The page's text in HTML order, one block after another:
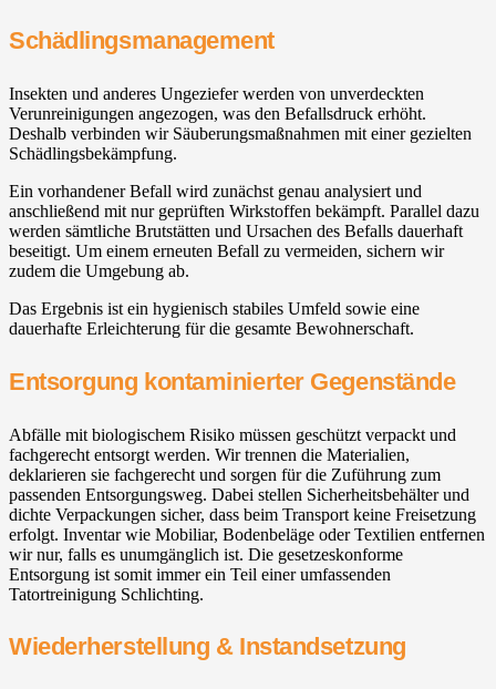
Schädlingsmanagement
Insekten und anderes Ungeziefer werden von unverdeckten
Verunreinigungen angezogen, was den Befallsdruck erhöht.
Deshalb verbinden wir Säuberungsmaßnahmen mit einer gezielten
Schädlingsbekämpfung.
Ein vorhandener Befall wird zunächst genau analysiert und
anschließend mit nur geprüften Wirkstoffen bekämpft. Parallel dazu
werden sämtliche Brutstätten und Ursachen des Befalls dauerhaft
beseitigt. Um einem erneuten Befall zu vermeiden, sichern wir
zudem die Umgebung ab.
Das Ergebnis ist ein hygienisch stabiles Umfeld sowie eine
dauerhafte Erleichterung für die gesamte Bewohnerschaft.
Entsorgung kontaminierter Gegenstände
Abfälle mit biologischem Risiko müssen geschützt verpackt und
fachgerecht entsorgt werden. Wir trennen die Materialien,
deklarieren sie fachgerecht und sorgen für die Zuführung zum
passenden Entsorgungsweg. Dabei stellen Sicherheitsbehälter und
dichte Verpackungen sicher, dass beim Transport keine Freisetzung
erfolgt. Inventar wie Mobiliar, Bodenbeläge oder Textilien entfernen
wir nur, falls es unumgänglich ist. Die gesetzeskonforme
Entsorgung ist somit immer ein Teil einer umfassenden
Tatortreinigung Schlichting.
Wiederherstellung & Instandsetzung